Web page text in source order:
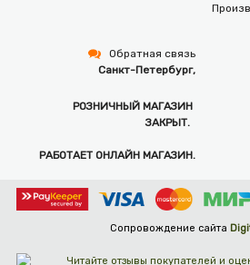
Обратная связь
Санкт-Петербург,
РОЗНИЧНЫЙ МАГАЗИН
ЗАКРЫТ.
РАБОТАЕТ ОНЛАЙН МАГАЗИН.
Сопровождение сайта